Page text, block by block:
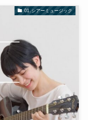
01.シアーミュージック